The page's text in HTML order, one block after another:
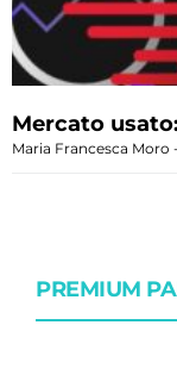
Mercato
Maria Francesca Moro
PREMIUM